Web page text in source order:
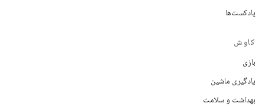
پادکست‌ها
کاوش
بازی
یادگیری ماشین
بهداشت و سلامت